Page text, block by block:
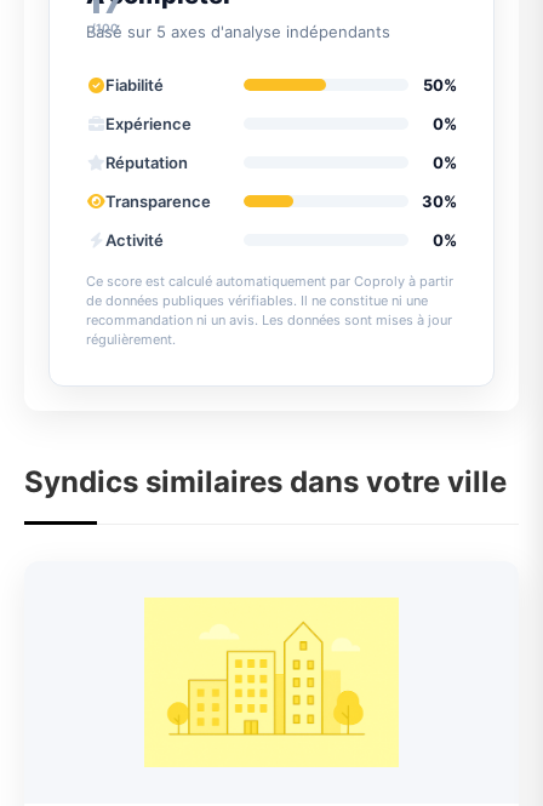
/100
Basé sur 5 axes d'analyse indépendants
Fiabilité
50%
Expérience
0%
Réputation
0%
Transparence
30%
Activité
0%
Ce score est calculé automatiquement par Coproly à partir
de données publiques vérifiables. Il ne constitue ni une
recommandation ni un avis. Les données sont mises à jour
régulièrement.
Syndics similaires dans votre ville